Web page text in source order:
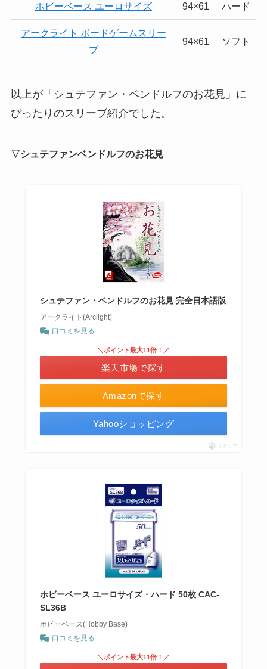
ホビーベース ユーロサイズ 94×61 ハード
アークライト ボードゲームスリー
ブ
94×61 ソフト
以上が「シュテファン・ベンドルフのお花見」に
ぴったりのスリーブ紹介でした。
▽シュテファンベンドルフのお花見
シュテファン・ベンドルフのお花見 完全日本語版
アークライト(Arclight)
口コミを見る
Amazonで探す
＼ポイント最大11倍！／
楽天市場で探す
Yahooショッピング
ポチップ
ホビーベース ユーロサイズ・ハード 50枚 CAC-
SL36B
ホビーベース(Hobby Base)
口コミを見る
＼ポイント最大11倍！／